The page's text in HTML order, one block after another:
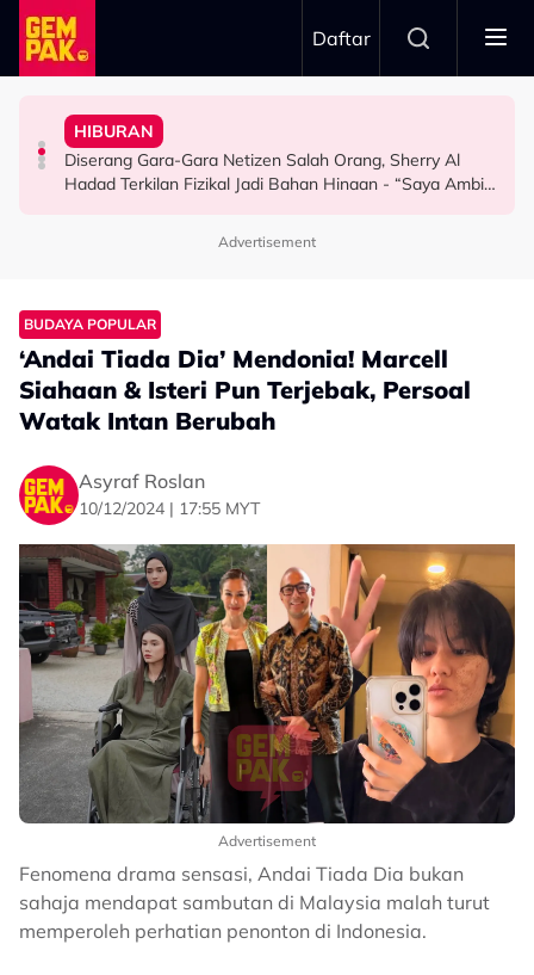
Skip to main content
Daftar
HIBURAN
Afiq Sky Hadiahkan Buah Tangan Buat Syafinaz
Selamat, Kenang Jasa Selamatkan Daripada
HIBURAN
Diserang Gara-Gara Netizen Salah Orang, Sherry Al
Hadad Terkilan Fizikal Jadi Bahan Hinaan - “Saya Ambil
HIBURAN
Imran Aqil Kongsi Detik Sukar Isteri Ketika Berpantang -
“Waktu Itu Aku Tiada, Pergi Nepal Naik Gunung 10
HIBURAN
Khairul Aming Raih Jualan Lebih RM2 Juta Dalam
Kurang Dua Minit
Advertisement
BUDAYA POPULAR
‘Andai Tiada Dia’ Mendonia! Marcell
Siahaan & Isteri Pun Terjebak, Persoal
Watak Intan Berubah
Asyraf Roslan
10/12/2024 | 17:55 MYT
Advertisement
Fenomena drama sensasi, Andai Tiada Dia bukan
sahaja mendapat sambutan di Malaysia malah turut
memperoleh perhatian penonton di Indonesia.